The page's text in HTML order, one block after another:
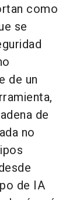
como
se
de un
de
no
de IA